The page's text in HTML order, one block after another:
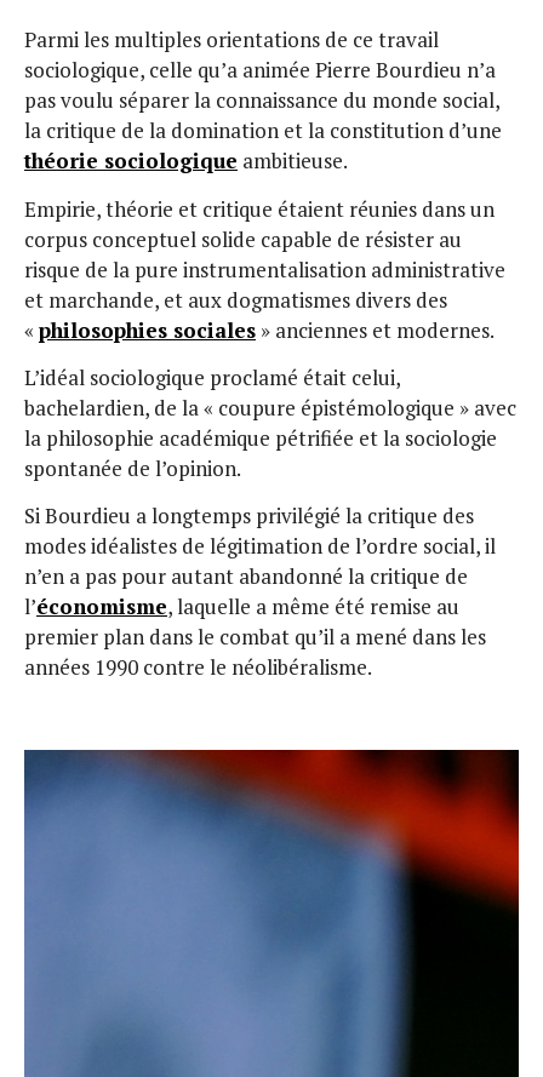
Parmi les multiples orientations de ce travail
sociologique, celle qu’a animée Pierre Bourdieu n’a
pas voulu séparer la connaissance du monde social,
la critique de la domination et la constitution d’une
théorie sociologique ambitieuse.
Empirie, théorie et critique étaient réunies dans un
corpus conceptuel solide capable de résister au
risque de la pure instrumentalisation administrative
et marchande, et aux dogmatismes divers des
« philosophies sociales » anciennes et modernes.
L’idéal sociologique proclamé était celui,
bachelardien, de la « coupure épistémologique » avec
la philosophie académique pétrifiée et la sociologie
spontanée de l’opinion.
Si Bourdieu a longtemps privilégié la critique des
modes idéalistes de légitimation de l’ordre social, il
n’en a pas pour autant abandonné la critique de
l’économisme, laquelle a même été remise au
premier plan dans le combat qu’il a mené dans les
années 1990 contre le néolibéralisme.